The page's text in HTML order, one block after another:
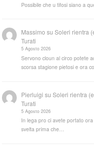
Possibile che u tifosi siano a
Massimo suSoleri rientra
Turati
5 Agosto 2026
Servono cloun al circo potete
scorsa stagione pietosi e ora
Pierluigi suSoleri rientra
Turati
5 Agosto 2026
In lega pro ci avete portato
svelta prima che…